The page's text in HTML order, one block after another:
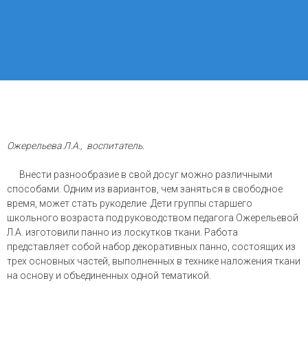
Ожерельева Л.А., воспитатель.
Внести разнообразие в свой досуг можно различными
способами. Одним из вариантов, чем заняться в свободное
время, может стать рукоделие .Дети группы старшего
школьного возраста под руководством педагога Ожерельевой
Л.А. изготовили панно из лоскутков ткани. Работа
представляет собой набор декоративных панно, состоящих из
трех основных частей, выполненных в технике наложения ткани
на основу и объединенных одной тематикой.